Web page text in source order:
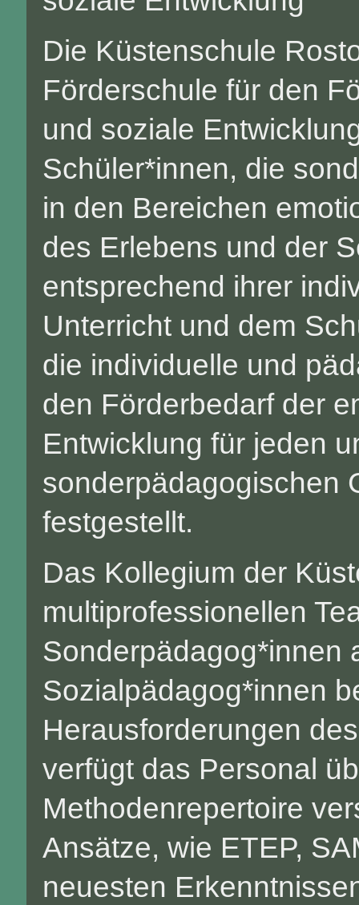
Die Küstenschule
Förderschule für den
und soziale
Schüler*innen, die
in den Bereichen
des Erlebens und der
entsprechend ihrer
Unterricht und dem
die individuelle und
den Förderbedarf der
Entwicklung für jeden
sonderpädagogischen
festgestellt.
Das Kollegium der
multiprofessionellen
Sonderpädagog*innen
Sozialpädagog*innen
Herausforderungen
verfügt das Personal
Methodenrepertoire
Ansätze, wie ETEP,
neuesten